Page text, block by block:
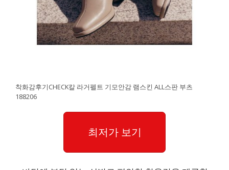
착화감후기CHECK칼 라거펠트 기모안감 램스킨 ALL스판 부츠
188206
최저가 보기